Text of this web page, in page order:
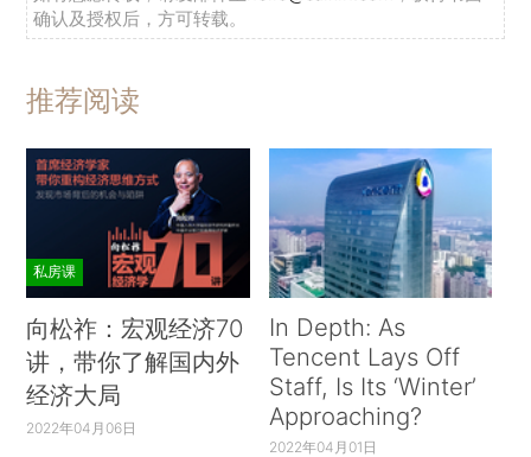
确认及授权后，方可转载。
推荐阅读
私房课
向松祚：宏观经济70
讲，带你了解国内外
经济大局
2022年04月06日
In Depth: As
Tencent Lays Off
Staff, Is Its ‘Winter’
Approaching?
2022年04月01日